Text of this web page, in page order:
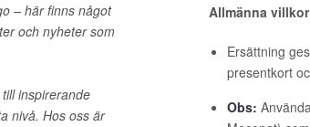
– här finns något
och nyheter som
inspirerande
nivå. Hos oss är
Allmänna villkor
Ersättning
presentkort
Obs: